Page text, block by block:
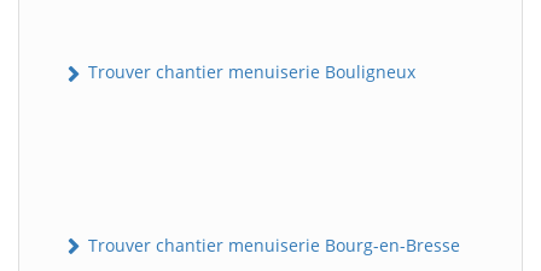
Trouver chantier menuiserie Bouligneux
Trouver chantier menuiserie Bourg-en-Bresse